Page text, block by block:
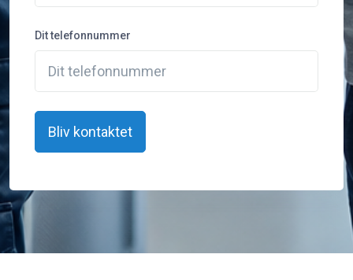
Dit telefonnummer